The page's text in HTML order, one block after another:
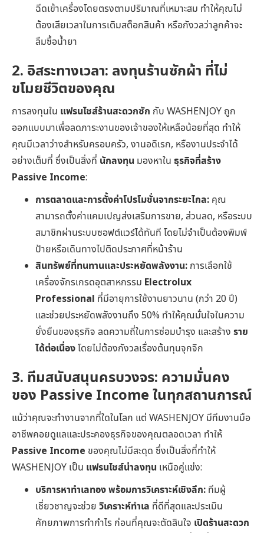
ฉีดเข้าเครื่องโดยตรงตามปริมาณที่เหมาะสม ทำให้คุณไม่
ต้องเสียเวลาในการเติมสต็อกสินค้า หรือกังวลว่าลูกค้าจะ
ลืมซื้อน้ำยา
2. อิสระทางเวลา: ลงทุนร้านซักผ้า ที่ไม่
ขโมยชีวิตของคุณ
การลงทุนใน แฟรนไชส์ร้านสะดวกซัก กับ WASHENJOY ถูก
ออกแบบมาเพื่อลดภาระงานของเจ้าของให้เหลือน้อยที่สุด ทำให้
คุณมีเวลาว่างสำหรับครอบครัว, งานอดิเรก, หรืองานประจำได้
อย่างเต็มที่ ซึ่งเป็นสิ่งที่ นักลงทุน มองหาใน ธุรกิจที่สร้าง
Passive Income:
การตลาดและการตั้งค่าโปรโมชั่นจากระยะไกล: คุณ
สามารถตั้งค่าแคมเปญส่งเสริมการขาย, ส่วนลด, หรือระบบ
สมาชิกผ่านระบบซอฟต์แวร์ได้ทันที โดยไม่จำเป็นต้องพิมพ์
ป้ายหรือเดินทางไปติดประกาศที่หน้าร้าน
สินทรัพย์ที่ทนทานและประหยัดพลังงาน: การเลือกใช้
เครื่องจักรเกรดอุตสาหกรรม Electrolux
Professional ที่มีอายุการใช้งานยาวนาน (กว่า 20 ปี)
และช่วยประหยัดพลังงานถึง 50% ทำให้คุณมั่นใจในความ
ยั่งยืนของธุรกิจ ลดความถี่ในการซ่อมบำรุง และสร้าง ราย
ได้ต่อเนื่องโดยไม่ต้องกังวลเรื่องต้นทุนจุกจิก
3. ทีมสนับสนุนครบวงจร: ความมั่นคง
ของ Passive Income ในทุกสถานการณ์
แม้ว่าคุณจะทำงานจากที่ใดในโลก แต่ WASHENJOY มีทีมงานมือ
อาชีพคอยดูแลและประคองธุรกิจของคุณตลอดเวลา ทำให้
Passive Income ของคุณไม่มีสะดุด ซึ่งเป็นสิ่งที่ทำให้
WASHENJOY เป็น แฟรนไชส์น่าลงทุน เหนือคู่แข่ง:
บริการหาทำเลทอง พร้อมการวิเคราะห์เชิงลึก: ทีมผู้
เชี่ยวชาญจะช่วย วิเคราะห์ทำเล ที่ดีที่สุดและประเมิน
ศักยภาพการทำกำไร ก่อนที่คุณจะตัดสินใจ เปิดร้านสะดวก